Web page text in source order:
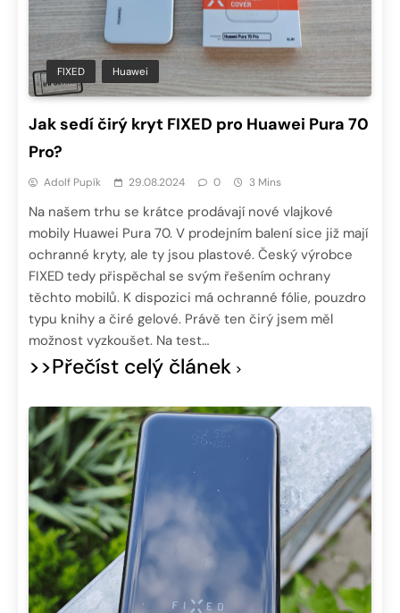
FIXED Huawei
Jak sedí čirý kryt FIXED pro Huawei Pura 70
Pro?
Adolf Pupík 29.08.2024 0 3 Mins
Na našem trhu se krátce prodávají nové vlajkové
mobily Huawei Pura 70. V prodejním balení sice již mají
ochranné kryty, ale ty jsou plastové. Český výrobce
FIXED tedy přispěchal se svým řešením ochrany
těchto mobilů. K dispozici má ochranné fólie, pouzdro
typu knihy a čiré gelové. Právě ten čirý jsem měl
možnost vyzkoušet. Na test…
>>Přečíst celý článek